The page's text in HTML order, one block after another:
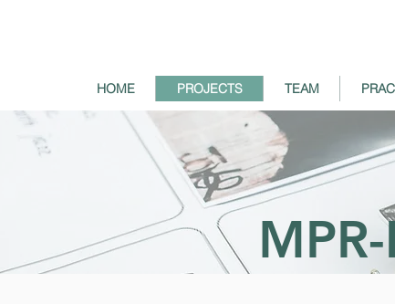
HOME PROJECTS TEAM